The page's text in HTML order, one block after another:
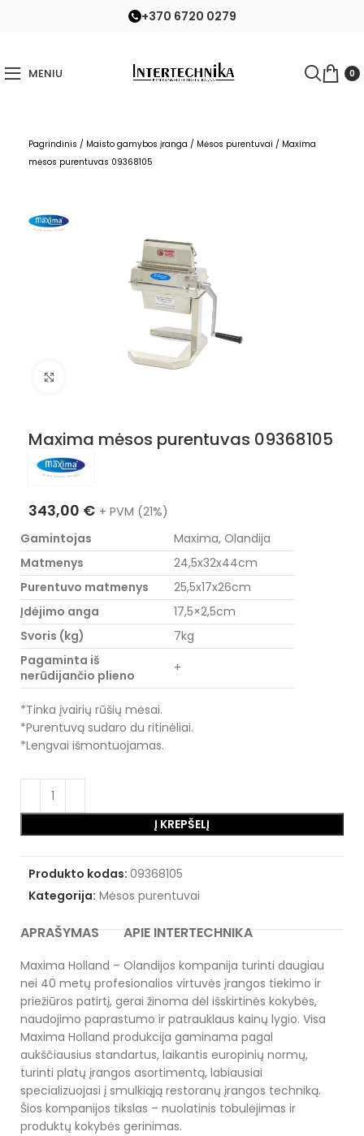
+370 6720 0279
MENIU 0
Pagrindinis / Maisto gamybos įranga / Mėsos purentuvai / Maxima
mėsos purentuvas 09368105
Maxima mėsos purentuvas 09368105
343,00 € + PVM (21%)
Gamintojas
Maxima, Olandija
Matmenys
24,5x32x44cm
Purentuvo matmenys
25,5x17x26cm
Įdėjimo anga
17,5×2,5cm
Svoris (kg)
7kg
Pagaminta iš
nerūdijančio plieno
+
*Tinka įvairių rūšių mėsai.
*Purentuvą sudaro du ritinėliai.
*Lengvai išmontuojamas.
Į KREPŠELĮ
Produkto kodas: 09368105
Kategorija: Mėsos purentuvai
APRAŠYMAS APIE INTERTECHNIKA
Maxima Holland – Olandijos kompanija turinti daugiau
nei 40 metų profesionalios virtuvės įrangos tiekimo ir
priežiūros patirtį, gerai žinoma dėl išskirtinės kokybės,
naudojimo paprastumo ir patrauklaus kainų lygio. Visa
Maxima Holland produkcija gaminama pagal
aukščiausius standartus, laikantis europinių normų,
turinti platų įrangos asortimentą, labiausiai
specializuojasi į smulkiąją restoranų įrangos techniką.
Šios kompanijos tikslas – nuolatinis tobulėjimas ir
produktų kokybės gerinimas.